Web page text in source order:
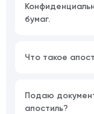
бумаг.
Что такое
Подаю
апостиль?